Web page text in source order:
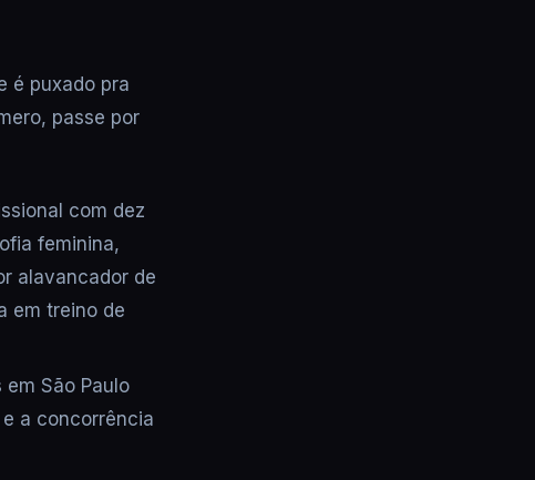
é puxado pra
passe por
com dez
feminina,
alavancador de
em treino de
São Paulo
a concorrência